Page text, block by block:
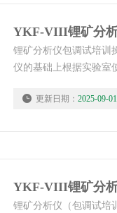
YKF-VIII锂矿分
锂矿分析仪包调试培训
仪的基础上根据实验室
离线性，分析低含量元
更新日期： 2025-09-01
锂矿分析仪（包调试培